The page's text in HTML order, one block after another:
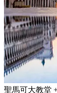
聖馬可大教堂